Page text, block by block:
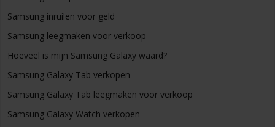
Samsung inruilen voor geld
Samsung leegmaken voor verkoop
Hoeveel is mijn Samsung Galaxy waard?
Samsung Galaxy Tab verkopen
Samsung Galaxy Tab leegmaken voor verkoop
Samsung Galaxy Watch verkopen